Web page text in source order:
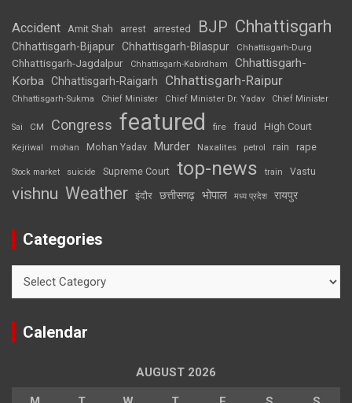
Accident Amit Shah arrest arrested BJP Chhattisgarh
Chhattisgarh-Bijapur Chhattisgarh-Bilaspur Chhattisgarh-Durg
Chhattisgarh-Jagdalpur Chhattisgarh-Kabirdham
Chhattisgarh-
Korba Chhattisgarh-Raigarh Chhattisgarh-Raipur
Chhattisgarh-Sukma Chief Minister Chief Minister Dr. Yadav Chief Minister
Sai CM Congress featured fire fraud High Court
Kejriwal mohan Mohan Yadav Murder Naxalites petrol rain rape
Stock market suicide Supreme Court top-news train Vastu
vishnu Weather इंदौर छत्तीसगढ़ भोपाल मध्य प्रदेश रायपुर
Categories
Calendar
AUGUST 2026